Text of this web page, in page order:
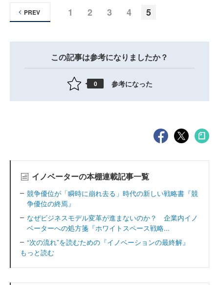
1 2 3 4 5
PREV
この記事は参考になりましたか？
0 参考になった
イノベーターの本棚連載記事一覧
競争優位が「瞬時に崩れ去る」時代の新しい戦略書『競
争優位の終焉』
なぜビジネスモデル変革が進まないのか？ 企業内イノ
ベーターへの処方箋『ホワイトスペース戦略...
“次の流れ”を読むための『イノベーションの最終解』
もっと読む